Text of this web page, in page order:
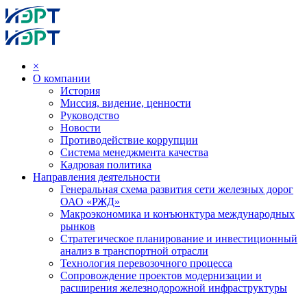
×
О компании
История
Миссия, видение, ценности
Руководство
Новости
Противодействие коррупции
Система менеджмента качества
Кадровая политика
Направления деятельности
Генеральная схема развития сети железных дорог
ОАО «РЖД»
Макроэкономика и конъюнктура международных
рынков
Стратегическое планирование и инвестиционный
анализ в транспортной отрасли
Технология перевозочного процесса
Сопровождение проектов модернизации и
расширения железнодорожной инфраструктуры